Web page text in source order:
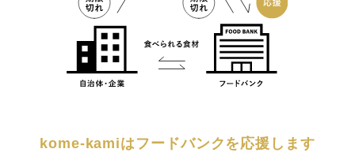
kome-kamiはフードバンクを応援します